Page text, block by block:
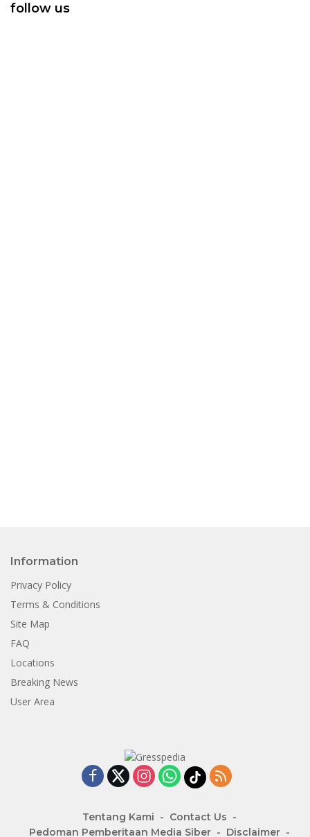
follow us
Information
Privacy Policy
Terms & Conditions
Site Map
FAQ
Locations
Breaking News
User Area
Tentang Kami
Contact Us
Pedoman Pemberitaan Media Siber
Disclaimer